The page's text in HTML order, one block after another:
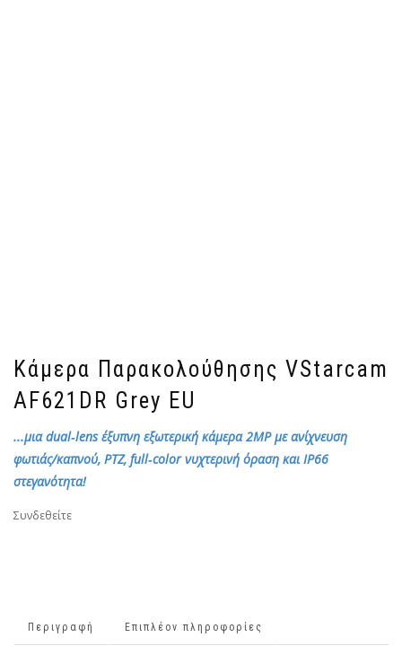
Κάμερα Παρακολούθησης VStarcam
AF621DR Grey EU
...μια dual‑lens έξυπνη εξωτερική κάμερα 2MP με ανίχνευση
φωτιάς/καπνού, PTZ, full‑color νυχτερινή όραση και IP66
στεγανότητα!
Συνδεθείτε
Περιγραφή Επιπλέον πληροφορίες